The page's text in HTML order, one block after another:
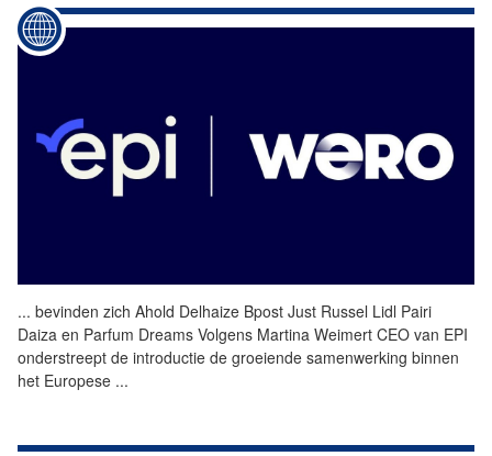
... bevinden zich Ahold Delhaize Bpost Just Russel Lidl Pairi
Daiza en Parfum Dreams Volgens Martina Weimert CEO van EPI
onderstreept de introductie de groeiende samenwerking binnen
het Europese ...